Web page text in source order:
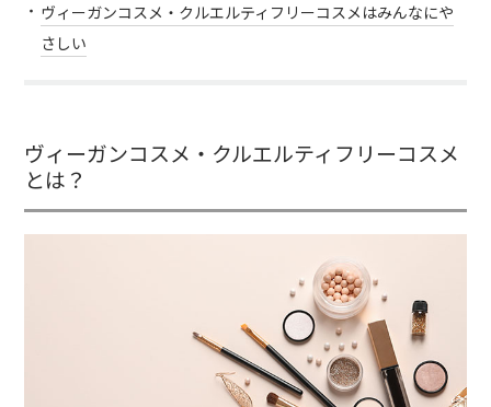
ヴィーガンコスメ・クルエルティフリーコスメはみんなにや
さしい
ヴィーガンコスメ・クルエルティフリーコスメ
とは？